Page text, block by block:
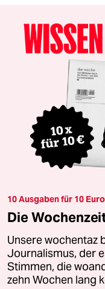
10 Ausgaben für 10 Euro
Die
Unsere wochentaz
Journalismus, der
Stimmen, die
zehn Wochen lang